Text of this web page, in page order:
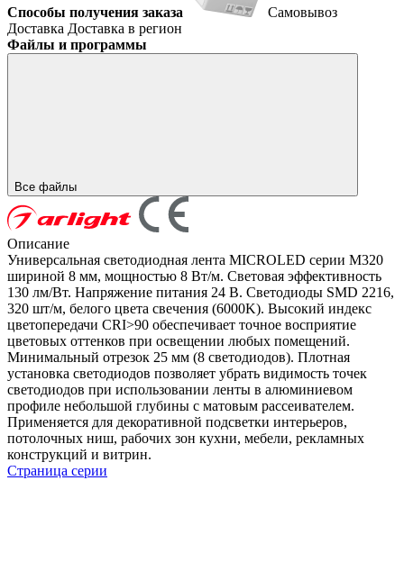
Способы получения заказа
Самовывоз
Доставка Доставка в регион
Файлы и программы
Все файлы
Описание
Универсальная светодиодная лента MICROLED серии M320
шириной 8 мм, мощностью 8 Вт/м. Световая эффективность
130 лм/Вт. Напряжение питания 24 В. Светодиоды SMD 2216,
320 шт/м, белого цвета свечения (6000K). Высокий индекс
цветопередачи CRI>90 обеспечивает точное восприятие
цветовых оттенков при освещении любых помещений.
Минимальный отрезок 25 мм (8 светодиодов). Плотная
установка светодиодов позволяет убрать видимость точек
светодиодов при использовании ленты в алюминиевом
профиле небольшой глубины с матовым рассеивателем.
Применяется для декоративной подсветки интерьеров,
потолочных ниш, рабочих зон кухни, мебели, рекламных
конструкций и витрин.
Страница серии